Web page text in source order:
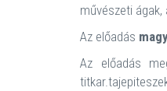
művészeti
Az előadás
Az előadás